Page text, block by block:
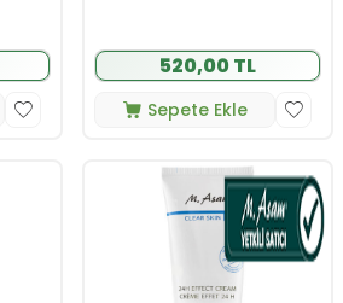
520,00 TL
Sepete Ekle